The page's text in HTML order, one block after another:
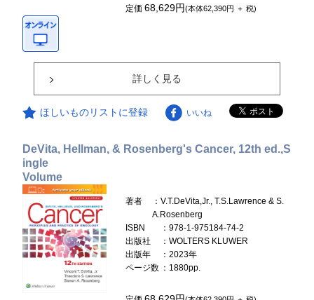
定価68,629円(本体62,390円 ＋ 税)
詳しく見る
ほしいものリストに登録 いいね
DeVita, Hellman, & Rosenberg's Cancer, 12th ed.,S
ingle
Volume
著者
：V.T.DeVita,Jr., T.S.Lawrence & S.
A.Rosenberg
ISBN
：978-1-975184-74-2
出版社
：WOLTERS KLUWER
出版年
：2023年
ページ数 ：1880pp.